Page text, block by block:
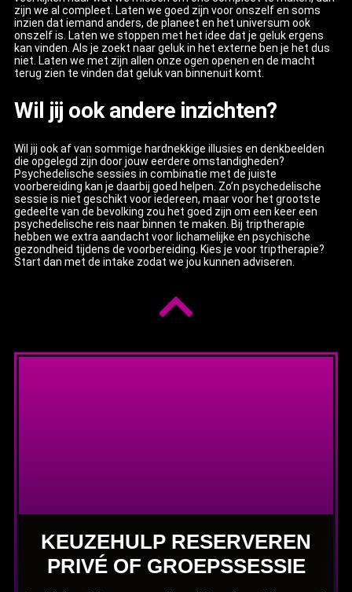
zijn we al compleet. Laten we goed zijn voor onszelf en soms
inzien dat iemand anders, de planeet en het universum ook
onszelf is. Laten we stoppen met het idee dat je geluk ergens
kan vinden. Als je zoekt naar geluk in het externe ben je het dus
niet. Laten we met zijn allen onze ogen openen en de macht
terug zien te vinden dat geluk van binnenuit komt.
Wil jij ook andere inzichten?
Wil jij ook af van sommige hardnekkige illusies en denkbeelden
die opgelegd zijn door jouw eerdere omstandigheden?
Psychedelische sessies in combinatie met de juiste
voorbereiding kan je daarbij goed helpen. Zo’n psychedelische
sessie is niet geschikt voor iedereen, maar voor het grootste
gedeelte van de bevolking zou het goed zijn om een keer een
psychedelische reis naar binnen te maken. Bij triptherapie
hebben we extra aandacht voor lichamelijke en psychische
gezondheid tijdens de voorbereiding. Kies je voor triptherapie?
Start dan met de intake zodat we jou kunnen adviseren.
KEUZEHULP RESERVEREN
PRIVÉ OF GROEPSSESSIE